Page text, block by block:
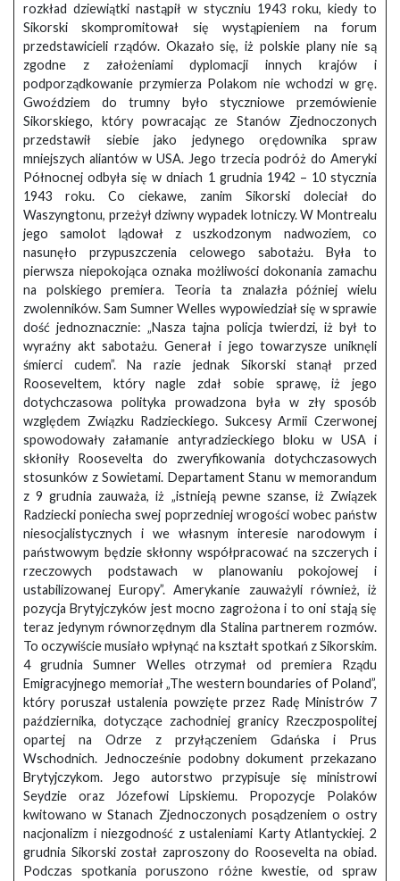
rozkład dziewiątki nastąpił w styczniu 1943 roku, kiedy to
Sikorski skompromitował się wystąpieniem na forum
przedstawicieli rządów. Okazało się, iż polskie plany nie są
zgodne z założeniami dyplomacji innych krajów i
podporządkowanie przymierza Polakom nie wchodzi w grę.
Gwoździem do trumny było styczniowe przemówienie
Sikorskiego, który powracając ze Stanów Zjednoczonych
przedstawił siebie jako jedynego orędownika spraw
mniejszych aliantów w USA. Jego trzecia podróż do Ameryki
Północnej odbyła się w dniach 1 grudnia 1942 – 10 stycznia
1943 roku. Co ciekawe, zanim Sikorski doleciał do
Waszyngtonu, przeżył dziwny wypadek lotniczy. W Montrealu
jego samolot lądował z uszkodzonym nadwoziem, co
nasunęło przypuszczenia celowego sabotażu. Była to
pierwsza niepokojąca oznaka możliwości dokonania zamachu
na polskiego premiera. Teoria ta znalazła później wielu
zwolenników. Sam Sumner Welles wypowiedział się w sprawie
dość jednoznacznie: „Nasza tajna policja twierdzi, iż był to
wyraźny akt sabotażu. Generał i jego towarzysze uniknęli
śmierci cudem”. Na razie jednak Sikorski stanął przed
Rooseveltem, który nagle zdał sobie sprawę, iż jego
dotychczasowa polityka prowadzona była w zły sposób
względem Związku Radzieckiego. Sukcesy Armii Czerwonej
spowodowały załamanie antyradzieckiego bloku w USA i
skłoniły Roosevelta do zweryfikowania dotychczasowych
stosunków z Sowietami. Departament Stanu w memorandum
z 9 grudnia zauważa, iż „istnieją pewne szanse, iż Związek
Radziecki poniecha swej poprzedniej wrogości wobec państw
niesocjalistycznych i we własnym interesie narodowym i
państwowym będzie skłonny współpracować na szczerych i
rzeczowych podstawach w planowaniu pokojowej i
ustabilizowanej Europy”. Amerykanie zauważyli również, iż
pozycja Brytyjczyków jest mocno zagrożona i to oni stają się
teraz jedynym równorzędnym dla Stalina partnerem rozmów.
To oczywiście musiało wpłynąć na kształt spotkań z Sikorskim.
4 grudnia Sumner Welles otrzymał od premiera Rządu
Emigracyjnego memoriał „The western boundaries of Poland”,
który poruszał ustalenia powzięte przez Radę Ministrów 7
października, dotyczące zachodniej granicy Rzeczpospolitej
opartej na Odrze z przyłączeniem Gdańska i Prus
Wschodnich. Jednocześnie podobny dokument przekazano
Brytyjczykom. Jego autorstwo przypisuje się ministrowi
Seydzie oraz Józefowi Lipskiemu. Propozycje Polaków
kwitowano w Stanach Zjednoczonych posądzeniem o ostry
nacjonalizm i niezgodność z ustaleniami Karty Atlantyckiej. 2
grudnia Sikorski został zaproszony do Roosevelta na obiad.
Podczas spotkania poruszono różne kwestie, od spraw